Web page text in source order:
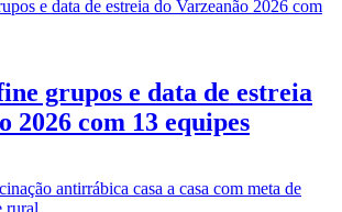
grupos e data de estreia
2026 com 13 equipes